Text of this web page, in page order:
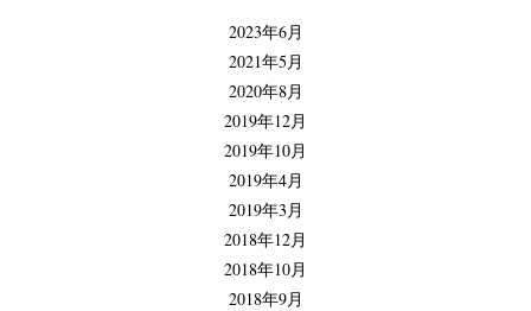
2023年6月
2021年5月
2020年8月
2019年12月
2019年10月
2019年4月
2019年3月
2018年12月
2018年10月
2018年9月